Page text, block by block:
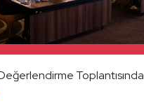
Toplantısında